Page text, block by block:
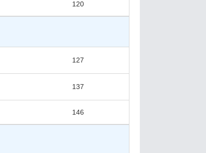
120
127
137
146